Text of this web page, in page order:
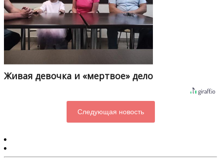
Живая девочка и «мертвое» дело
Следующая новость